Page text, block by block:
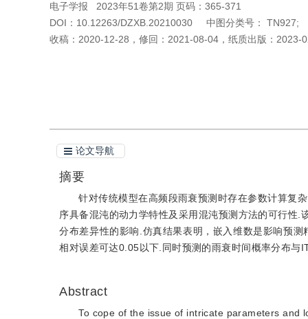
电子学报
2023年51卷第2期 页码：365-371
DOI： 10.12263/DZXB.20210030 中图分类号：
TN927;
收稿： 2020-12-28 ， 修回： 2021-08-04 ， 纸质出版： 2023-
论文导航
摘要
针对传统模型在高频段雨衰预测时存在参数计算复
序具备混沌的动力学特性及采用混沌预测方法的可行性
分布差异性的影响.仿真结果表明，嵌入维数是影响预
相对误差可达0.05以下.同时预测的雨衰时间概率分布
Abstract
To cope of the issue of intricate parameters